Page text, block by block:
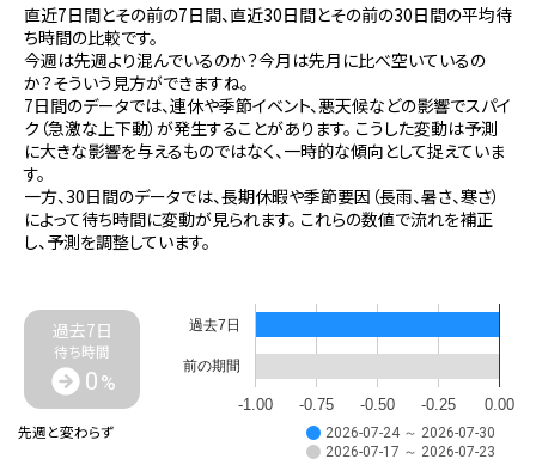
直近7日間とその前の7日間、直近30日間とその前の30日間の平均待
ち時間の比較です。
今週は先週より混んでいるのか？今月は先月に比べ空いているの
か？そういう見方ができますね。
7日間のデータでは、連休や季節イベント、悪天候などの影響でスパイ
ク（急激な上下動）が発生することがあります。 こうした変動は予測
に大きな影響を与えるものではなく、一時的な傾向として捉えていま
す。
一方、30日間のデータでは、長期休暇や季節要因（長雨、暑さ、寒さ）
によって待ち時間に変動が見られます。 これらの数値で流れを補正
し、予測を調整しています。
過去7日
待ち時間
0 %
先週と変わらず
-1.00 -0.75 -0.50 -0.25 0.00
過去7日
前の期間
2026-07-24 ～ 2026-07-30
2026-07-17 ～ 2026-07-23